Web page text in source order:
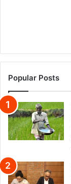
Popular Posts